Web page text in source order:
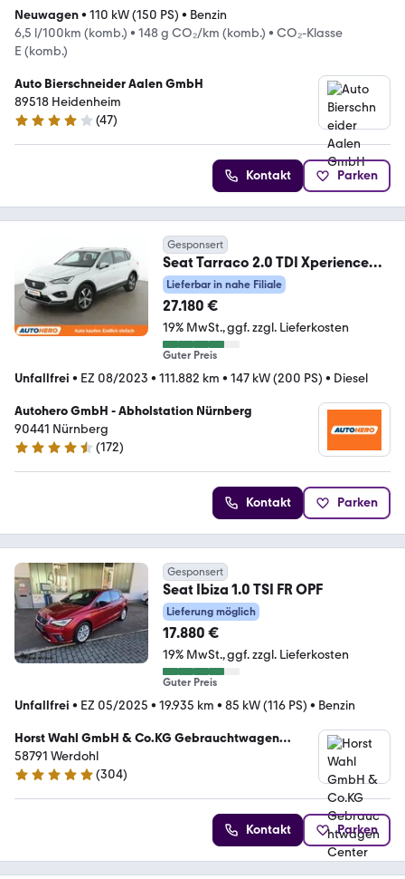
Neuwagen• 110 kW (150 PS) • Benzin
6,5 l/100km (komb.) • 148 g CO₂/km (komb.) • CO₂-Klasse
E (komb.)
Auto Bierschneider Aalen GmbH
89518 Heidenheim
4.2 Sterne
(47)
Kontakt Parken
Gesponsert
Seat Tarraco 2.0 TDI Xperience
4Drive Aut.*NAVI*CAM*
Lieferbar in nahe Filiale
27.180 €
19% MwSt. ggf. zzgl. Lieferkosten
Guter Preis
Unfallfrei • EZ 08/2023 • 111.882 km • 147 kW (200 PS) • Diesel
Autohero GmbH - Abholstation Nürnberg
90441 Nürnberg
4.5 Sterne
(172)
Kontakt Parken
Gesponsert
Seat Ibiza 1.0 TSI FR OPF
Lieferung möglich
17.880 €
19% MwSt. ggf. zzgl. Lieferkosten
Guter Preis
Unfallfrei • EZ 05/2025 • 19.935 km • 85 kW (116 PS) • Benzin
Horst Wahl GmbH & Co.KG Gebrauchtwagen
Center
58791 Werdohl
5 Sterne
(304)
Kontakt Parken